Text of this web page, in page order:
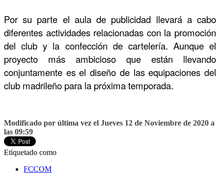
Por su parte el aula de publicidad llevará a cabo
diferentes actividades relacionadas con la promoción
del club y la confección de cartelería. Aunque el
proyecto más ambicioso que están llevando
conjuntamente es el diseño de las equipaciones del
club madrileño para la próxima temporada.
Modificado por última vez el Jueves 12 de Noviembre de 2020 a
las 09:59
Etiquetado como
FCCOM